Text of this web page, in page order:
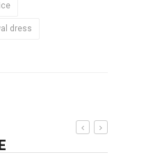
dress